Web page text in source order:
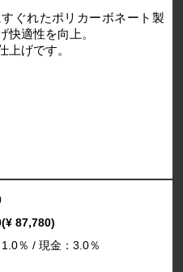
ぐれたポリカーボネート製
快適性を向上。
上げです。
87,780)
％ / 現金：3.0％